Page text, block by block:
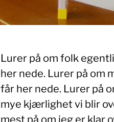
Lurer på om folk
her nede. Lurer på om
får her nede. Lurer på
mye kjærlighet vi blir
mest på om jeg er klar